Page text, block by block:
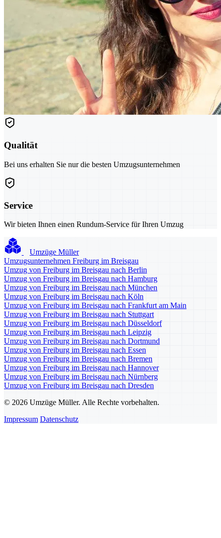
Qualität
Bei uns erhalten Sie nur die besten Umzugsunternehmen
Service
Wir bieten Ihnen einen Rundum-Service für Ihren Umzug
Umzüge Müller
Umzugsunternehmen Freiburg im Breisgau
Umzug von Freiburg im Breisgau nach Berlin
Umzug von Freiburg im Breisgau nach Hamburg
Umzug von Freiburg im Breisgau nach München
Umzug von Freiburg im Breisgau nach Köln
Umzug von Freiburg im Breisgau nach Frankfurt am Main
Umzug von Freiburg im Breisgau nach Stuttgart
Umzug von Freiburg im Breisgau nach Düsseldorf
Umzug von Freiburg im Breisgau nach Leipzig
Umzug von Freiburg im Breisgau nach Dortmund
Umzug von Freiburg im Breisgau nach Essen
Umzug von Freiburg im Breisgau nach Bremen
Umzug von Freiburg im Breisgau nach Hannover
Umzug von Freiburg im Breisgau nach Nürnberg
Umzug von Freiburg im Breisgau nach Dresden
© 2026 Umzüge Müller. Alle Rechte vorbehalten.
Impressum Datenschutz